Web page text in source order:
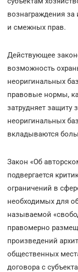
вознаграждения за
и смежных прав.
Действующее
возможность
неоригинальных
правовые нормы,
затрудняет защиту
неоригинальных
вкладываются
Закон «Об
подвергается
ограничений в
необходимых для
называемой
правомерно
произведений
общественных
договора с